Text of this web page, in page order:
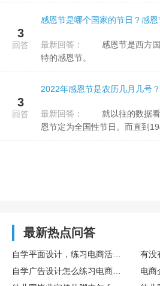
3
回答
感恩节是哪个国家的节日？感恩
最新回答：
特的感恩节。
3
回答
2022年感恩节是农历几月几号
最新回答：
恩节定为全国性节日。而直到
最新热点问答